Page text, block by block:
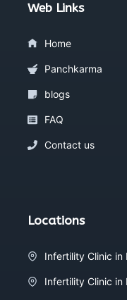
Web Links
Home
Panchkarma
blogs
FAQ
Contact us
Locations
Infertility Clinic in
Infertility Clinic in